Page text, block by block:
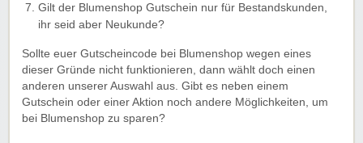
Gilt der Blumenshop Gutschein nur für Bestandskunden,
ihr seid aber Neukunde?
Sollte euer Gutscheincode bei Blumenshop wegen eines
dieser Gründe nicht funktionieren, dann wählt doch einen
anderen unserer Auswahl aus. Gibt es neben einem
Gutschein oder einer Aktion noch andere Möglichkeiten, um
bei Blumenshop zu sparen?